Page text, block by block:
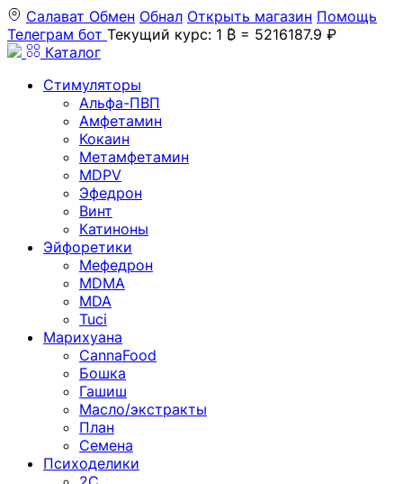
Салават Обмен Обнал Открыть магазин Помощь
Телеграм бот Текущий курс: 1 ₿ = 5216187.9 ₽
Каталог
Стимуляторы
Альфа-ПВП
Амфетамин
Кокаин
Метамфетамин
MDPV
Эфедрон
Винт
Катиноны
Эйфоретики
Мефедрон
MDMA
MDA
Tuci
Марихуана
CannaFood
Бошка
Гашиш
Масло/экстракты
План
Семена
Психоделики